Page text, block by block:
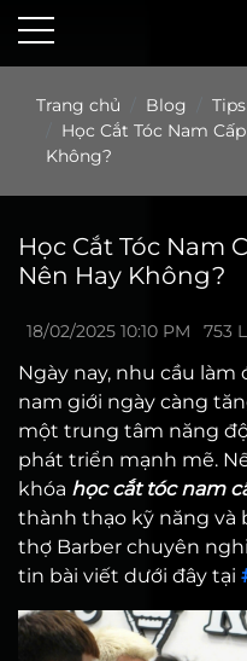
Trang chủ Blog
Tips
Học Cắt Tóc Nam
Không?
Học Cắt Tóc Nam
Nên Hay Không?
18/02/2025 10:10 PM 753
Ngày nay, nhu cầu làm
nam giới ngày càng
một trung tâm năng
phát triển mạnh mẽ.
khóa học cắt tóc nam
thành thạo kỹ năng và
thợ Barber chuyên
tin bài viết dưới đây tại